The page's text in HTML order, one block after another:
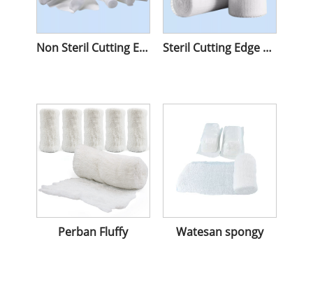
Non Steril Cutting Edge Kasa Bandage W O W Kasa Bandage Steril Cutting Edge Kasa Bandage
Perban Fluffy Watesan spongy